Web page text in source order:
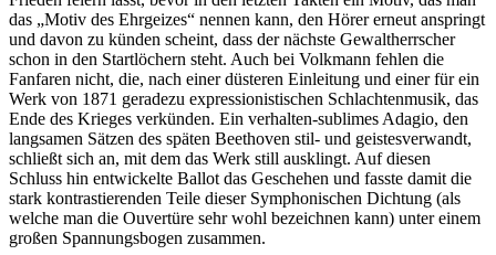
das „Motiv des Ehrgeizes“ nennen kann, den Hörer erneut anspringt
und davon zu künden scheint, dass der nächste Gewaltherrscher
schon in den Startlöchern steht. Auch bei Volkmann fehlen die
Fanfaren nicht, die, nach einer düsteren Einleitung und einer für ein
Werk von 1871 geradezu expressionistischen Schlachtenmusik, das
Ende des Krieges verkünden. Ein verhalten-sublimes Adagio, den
langsamen Sätzen des späten Beethoven stil- und geistesverwandt,
schließt sich an, mit dem das Werk still ausklingt. Auf diesen
Schluss hin entwickelte Ballot das Geschehen und fasste damit die
stark kontrastierenden Teile dieser Symphonischen Dichtung (als
welche man die Ouvertüre sehr wohl bezeichnen kann) unter einem
großen Spannungsbogen zusammen.